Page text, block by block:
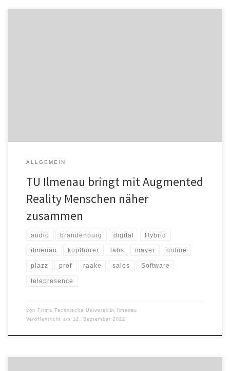
ALLGEMEIN
TU Ilmenau bringt mit Augmented
Reality Menschen näher
zusammen
audio brandenburg digital Hybrid
ilmenau kopfhörer labs mayer online
plazz prof raake sales Software
telepresence
von Firma Technische Universität Ilmenau
Veröffentlicht am
12. September 2022